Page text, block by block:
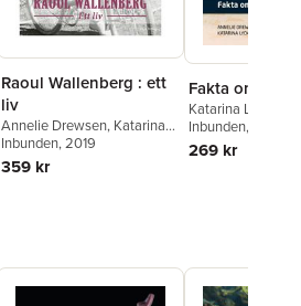
Raoul Wallenberg : ett
liv
Annelie Drewsen, Katarina
Lycken Rüter
Inbunden, 2019
359 kr
Fakta om
Katarina Lycken
Annelie Drewsen
Inbunden, 2022
269 kr